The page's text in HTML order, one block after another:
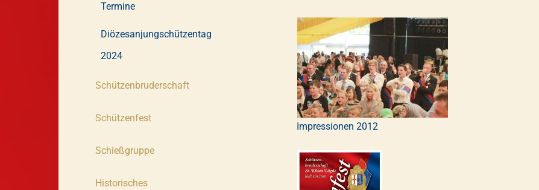
Termine
Diözesanjungschützentag
2024
Schützenbruderschaft
Schützenfest
Schießgruppe
Historisches
Impressionen 2012